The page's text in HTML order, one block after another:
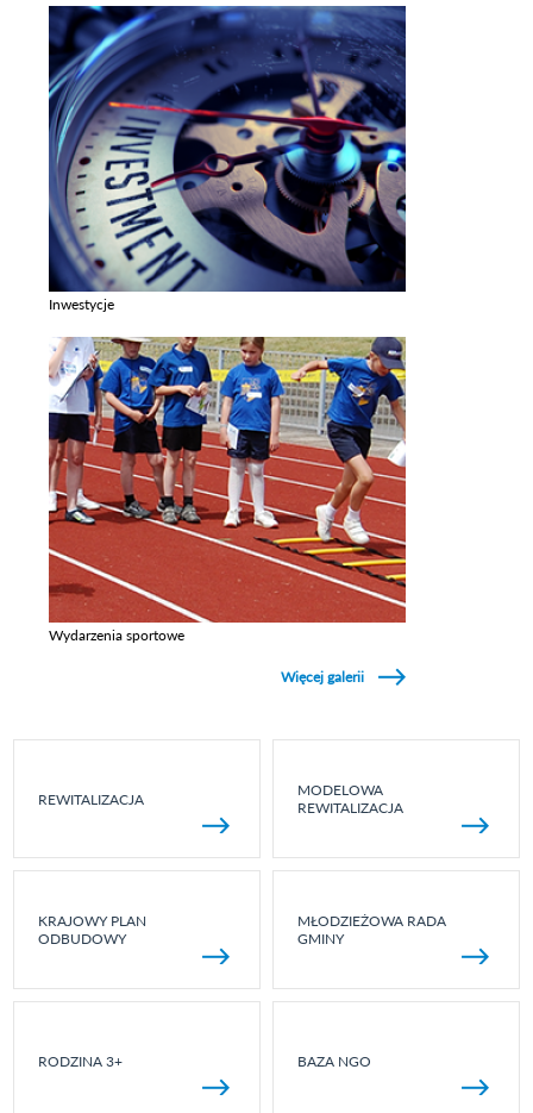
Inwestycje
Wydarzenia sportowe
Więcej galerii
REWITALIZACJA
MODELOWA
REWITALIZACJA
KRAJOWY PLAN
ODBUDOWY
MŁODZIEŻOWA RADA
GMINY
RODZINA 3+ BAZA NGO